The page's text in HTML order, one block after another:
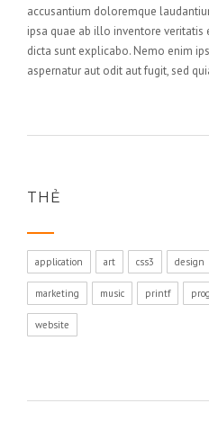
accusantium doloremque
ipsa quae ab illo inventore veritatis
dicta sunt explicabo. Nemo enim
aspernatur aut odit aut fugit, sed
THẺ
application art css3 design
marketing music printf
website